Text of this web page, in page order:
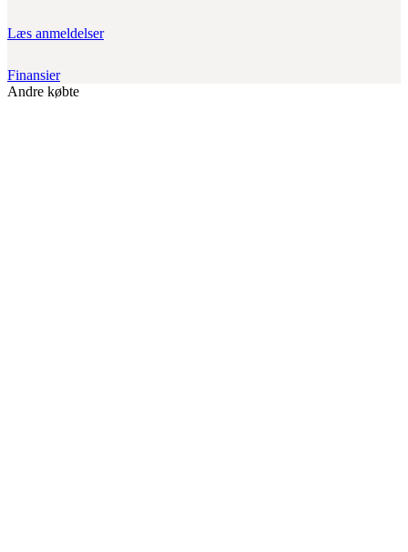
Læs anmeldelser
Finansier
Andre købte